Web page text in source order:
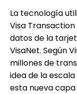
La tecnología
Visa
datos de la
VisaNet. Según
millones de
idea de la
esta nueva